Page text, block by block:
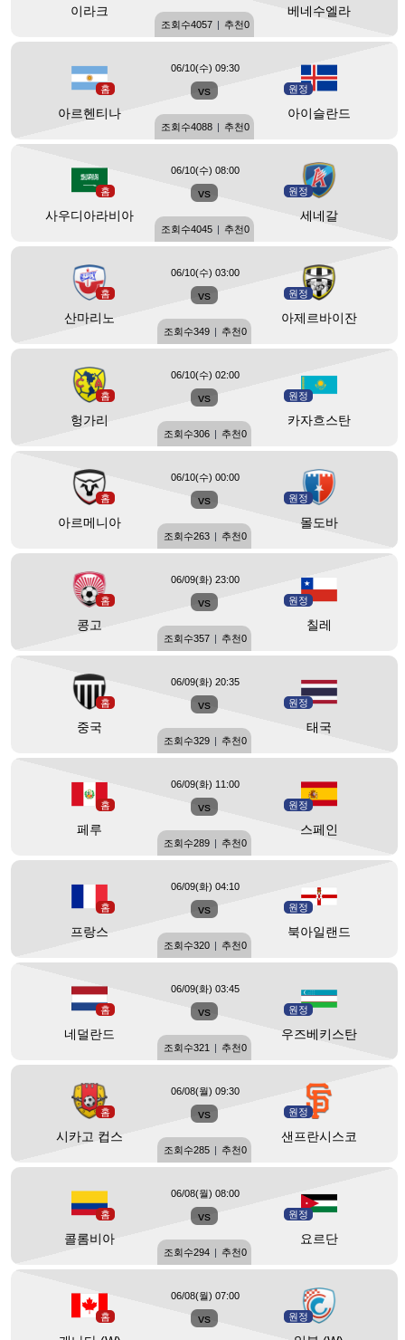
이라크 베네수엘라
조회수4057 | 추천0
홈
아르헨티나
vs 원정
아이슬란드
06/10(수) 09:30
조회수4088 | 추천0
홈
사우디아라비아
vs 원정
세네갈
06/10(수) 08:00
조회수4045 | 추천0
홈
산마리노
vs 원정
아제르바이잔
06/10(수) 03:00
조회수349 | 추천0
홈
헝가리
vs 원정
카자흐스탄
06/10(수) 02:00
조회수306 | 추천0
홈
아르메니아
vs 원정
몰도바
06/10(수) 00:00
조회수263 | 추천0
홈
콩고
vs 원정
칠레
06/09(화) 23:00
조회수357 | 추천0
홈
중국
vs 원정
태국
06/09(화) 20:35
조회수329 | 추천0
홈
페루
vs 원정
스페인
06/09(화) 11:00
조회수289 | 추천0
홈
프랑스
vs 원정
북아일랜드
06/09(화) 04:10
조회수320 | 추천0
홈
네덜란드
vs 원정
우즈베키스탄
06/09(화) 03:45
조회수321 | 추천0
홈
시카고 컵스
vs 원정
샌프란시스코
06/08(월) 09:30
조회수285 | 추천0
홈
콜롬비아
vs 원정
요르단
06/08(월) 08:00
조회수294 | 추천0
홈 vs 원정
06/08(월) 07:00